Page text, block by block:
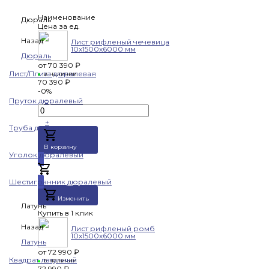
Дюраль
Назад
Дюраль
Лист/Плита дюралевая
Пруток дюралевый
Труба дюралевая
Уголок дюралевый
Шестигранник дюралевый
Латунь
Назад
Латунь
Квадрат латунный
Наименование
Цена за ед.
Лист рифленый чечевица
10х1500х6000 мм
от 70 390 ₽
в наличии
70 390 ₽
-0%
-
+
В корзину
Изменить
Купить в 1 клик
Лист рифленый ромб
10х1500х6000 мм
от 72 990 ₽
в наличии